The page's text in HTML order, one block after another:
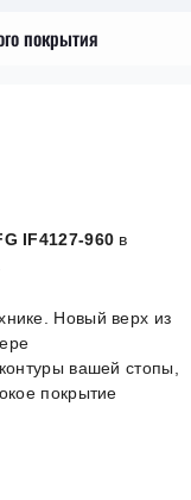
покрытия
IF4127-960 в
Новый верх из
вашей стопы,
покрытие